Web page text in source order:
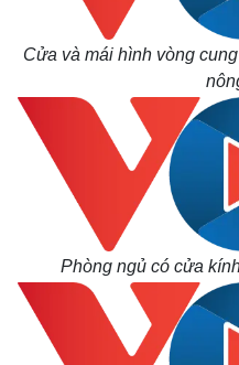
Cửa và mái hình vòng
Phòng ngủ có cửa